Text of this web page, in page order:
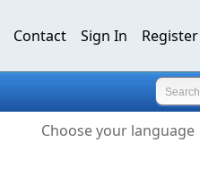
Contact Sign In Register
Search
Choose your language